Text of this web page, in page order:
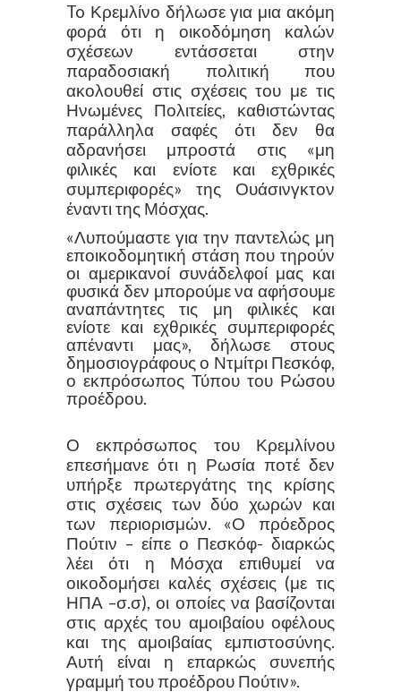
To Κρεμλίνο δήλωσε για μια ακόμη
φορά ότι η οικοδόμηση καλών
σχέσεων εντάσσεται στην
παραδοσιακή πολιτική που
ακολουθεί στις σχέσεις του με τις
Ηνωμένες Πολιτείες, καθιστώντας
παράλληλα σαφές ότι δεν θα
αδρανήσει μπροστά στις «μη
φιλικές και ενίοτε και εχθρικές
συμπεριφορές» της Ουάσινγκτον
έναντι της Μόσχας.
«Λυπούμαστε για την παντελώς μη
εποικοδομητική στάση που τηρούν
οι αμερικανοί συνάδελφοί μας και
φυσικά δεν μπορούμε να αφήσουμε
αναπάντητες τις μη φιλικές και
ενίοτε και εχθρικές συμπεριφορές
απέναντι μας», δήλωσε στους
δημοσιογράφους ο Ντμίτρι Πεσκόφ,
ο εκπρόσωπος Τύπου του Ρώσου
προέδρου.
Ο εκπρόσωπος του Κρεμλίνου
επεσήμανε ότι η Ρωσία ποτέ δεν
υπήρξε πρωτεργάτης της κρίσης
στις σχέσεις των δύο χωρών και
των περιορισμών. «Ο πρόεδρος
Πούτιν – είπε ο Πεσκόφ- διαρκώς
λέει ότι η Μόσχα επιθυμεί να
οικοδομήσει καλές σχέσεις (με τις
ΗΠΑ –σ.σ), οι οποίες να βασίζονται
στις αρχές του αμοιβαίου οφέλους
και της αμοιβαίας εμπιστοσύνης.
Αυτή είναι η επαρκώς συνεπής
γραμμή του προέδρου Πούτιν».